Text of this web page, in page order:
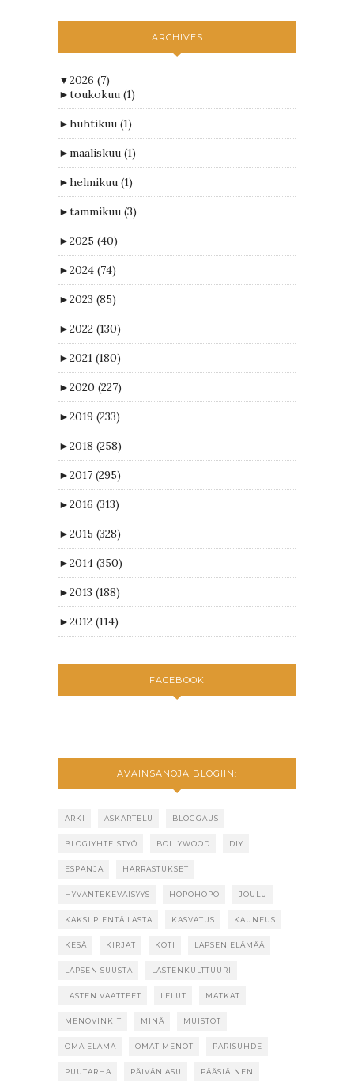
ARCHIVES
▼2026 (7)
►toukokuu (1)
►huhtikuu (1)
►maaliskuu (1)
►helmikuu (1)
►tammikuu (3)
►2025 (40)
►2024 (74)
►2023 (85)
►2022 (130)
►2021 (180)
►2020 (227)
►2019 (233)
►2018 (258)
►2017 (295)
►2016 (313)
►2015 (328)
►2014 (350)
►2013 (188)
►2012 (114)
FACEBOOK
AVAINSANOJA BLOGIIN:
ARKI ASKARTELU BLOGGAUS
BLOGIYHTEISTYÖ BOLLYWOOD DIY
ESPANJA HARRASTUKSET
HYVÄNTEKEVÄISYYS HÖPÖHÖPÖ JOULU
KAKSI PIENTÄ LASTA KASVATUS KAUNEUS
KESÄ KIRJAT KOTI LAPSEN ELÄMÄÄ
LAPSEN SUUSTA LASTENKULTTUURI
LASTEN VAATTEET LELUT MATKAT
MENOVINKIT MINÄ MUISTOT
OMA ELÄMÄ OMAT MENOT PARISUHDE
PUUTARHA PÄIVÄN ASU PÄÄSIÄINEN